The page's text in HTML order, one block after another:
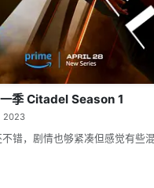
季 Citadel Season 1
2023
错，剧情也够紧凑但感觉有些混